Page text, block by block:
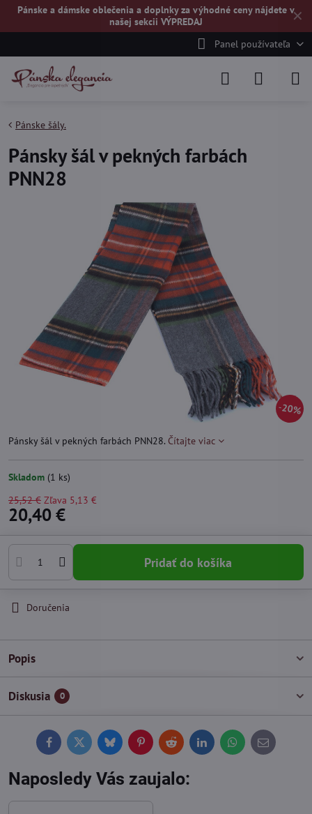
✕
Pánske a dámske oblečenia a doplnky za výhodné ceny nájdete v
našej sekcii VÝPREDAJ
Panel používateľa
20%
Pánske šály.
Pánsky šál v pekných farbách
PNN28
Pánsky šál v pekných farbách PNN28. Čítajte viac
Skladom (1 ks)
25,52 € Zľava 5,13 €
20,40 €
Pridať do košíka
Doručenia
Popis
Diskusia 0
FacebookTwitterBlueskyPinterestReddit LinkedInWhatsApp
E-
mail
Naposledy Vás zaujalo: